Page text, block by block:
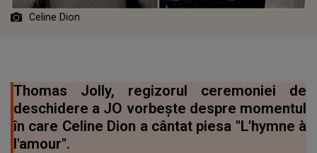
Celine Dion
Thomas Jolly, regizorul ceremoniei de
deschidere a JO vorbește despre momentul
în care Celine Dion a cântat piesa "L'hymne à
l'amour".